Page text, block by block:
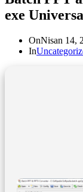
exe
OnNisan 14,
In